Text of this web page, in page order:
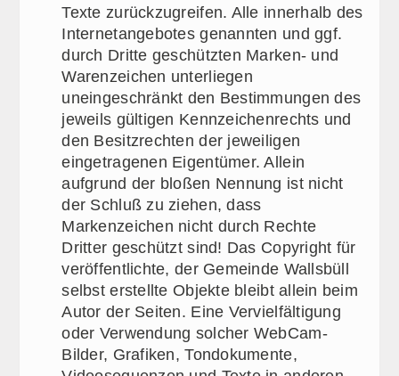
Texte zurückzugreifen. Alle innerhalb des
Internetangebotes genannten und ggf.
durch Dritte geschützten Marken- und
Warenzeichen unterliegen
uneingeschränkt den Bestimmungen des
jeweils gültigen Kennzeichenrechts und
den Besitzrechten der jeweiligen
eingetragenen Eigentümer. Allein
aufgrund der bloßen Nennung ist nicht
der Schluß zu ziehen, dass
Markenzeichen nicht durch Rechte
Dritter geschützt sind! Das Copyright für
veröffentlichte, der Gemeinde Wallsbüll
selbst erstellte Objekte bleibt allein beim
Autor der Seiten. Eine Vervielfältigung
oder Verwendung solcher WebCam-
Bilder, Grafiken, Tondokumente,